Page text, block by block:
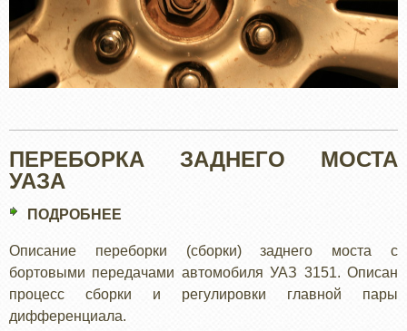
ПЕРЕБОРКА ЗАДНЕГО МОСТА
УАЗА
ПОДРОБНЕЕ
ЗАДНЕГО
МОСТА
УАЗА
Описание переборки (сборки) заднего моста с
бортовыми передачами автомобиля УАЗ 3151. Описан
процесс сборки и регулировки главной пары
дифференциала.